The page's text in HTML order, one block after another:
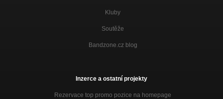
Kluby
Soutěže
Bandzone.cz blog
Inzerce a ostatní projekty
Rezervace top promo pozice na homepage